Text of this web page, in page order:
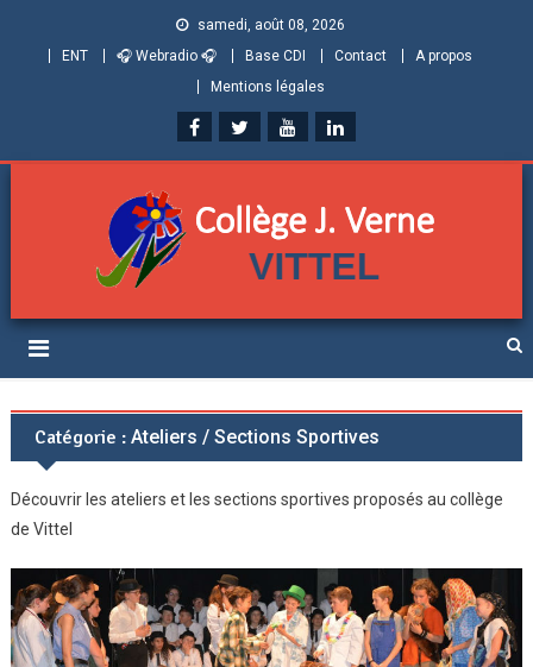
samedi, août 08, 2026
ENT
🎧 Webradio 🎧 Base CDI Contact
A propos
Mentions légales
Collège Jules Verne de
Vittel (Vosges)
Catégorie : Ateliers / Sections Sportives
Découvrir les ateliers et les sections sportives proposés au collège
de Vittel